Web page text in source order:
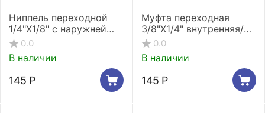
Ниппель переходной
1/4"X1/8" c наружней
резьбой
никелированный Stout
SFT-0004-001418*
0.0
В наличии
145 Р
Муфта переходная
3/8"X1/4" внутренняя/
наружная резьба Stout
SFT-0007-003814
0.0
В наличии
145 Р